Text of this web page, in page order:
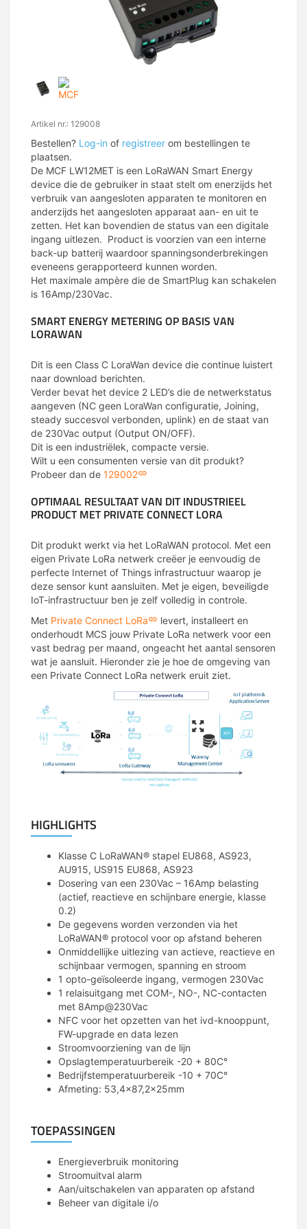
Artikel nr.: 129008
Bestellen? Log-in of registreer om bestellingen te
plaatsen.
De MCF LW12MET is een LoRaWAN Smart Energy
device die de gebruiker in staat stelt om enerzijds het
verbruik van aangesloten apparaten te monitoren en
anderzijds het aangesloten apparaat aan- en uit te
zetten. Het kan bovendien de status van een digitale
ingang uitlezen. Product is voorzien van een interne
back-up batterij waardoor spanningsonderbrekingen
eveneens gerapporteerd kunnen worden.
Het maximale ampère die de SmartPlug kan schakelen
is 16Amp/230Vac.
SMART ENERGY METERING OP BASIS VAN
LORAWAN
Dit is een Class C LoraWan device die continue luistert
naar download berichten.
Verder bevat het device 2 LED’s die de netwerkstatus
aangeven (NC geen LoraWan configuratie, Joining,
steady succesvol verbonden, uplink) en de staat van
de 230Vac output (Output ON/OFF).
Dit is een industriëlek, compacte versie.
Wilt u een consumenten versie van dit produkt?
Probeer dan de 129002
OPTIMAAL RESULTAAT VAN DIT INDUSTRIEEL
PRODUCT MET PRIVATE CONNECT LORA
Dit produkt werkt via het LoRaWAN protocol. Met een
eigen Private LoRa netwerk creëer je eenvoudig de
perfecte Internet of Things infrastructuur waarop je
deze sensor kunt aansluiten. Met je eigen, beveiligde
IoT-infrastructuur ben je zelf volledig in controle.
Met Private Connect LoRa
levert, installeert en
onderhoudt MCS jouw Private LoRa netwerk voor een
vast bedrag per maand, ongeacht het aantal sensoren
wat je aansluit. Hieronder zie je hoe de omgeving van
een Private Connect LoRa netwerk eruit ziet.
HIGHLIGHTS
Klasse C LoRaWAN® stapel EU868, AS923,
AU915, US915 EU868, AS923
Dosering van een 230Vac – 16Amp belasting
(actief, reactieve en schijnbare energie, klasse
0.2)
De gegevens worden verzonden via het
LoRaWAN® protocol voor op afstand beheren
Onmiddellijke uitlezing van actieve, reactieve en
schijnbaar vermogen, spanning en stroom
1 opto-geïsoleerde ingang, vermogen 230Vac
1 relaisuitgang met COM-, NO-, NC-contacten
met 8Amp@230Vac
NFC voor het opzetten van het ivd-knooppunt,
FW-upgrade en data lezen
Stroomvoorziening van de lijn
Opslagtemperatuurbereik -20 + 80C°
Bedrijfstemperatuurbereik -10 + 70C°
Afmeting: 53,4×87,2x25mm
TOEPASSINGEN
Energieverbruik monitoring
Stroomuitval alarm
Aan/uitschakelen van apparaten op afstand
Beheer van digitale i/o